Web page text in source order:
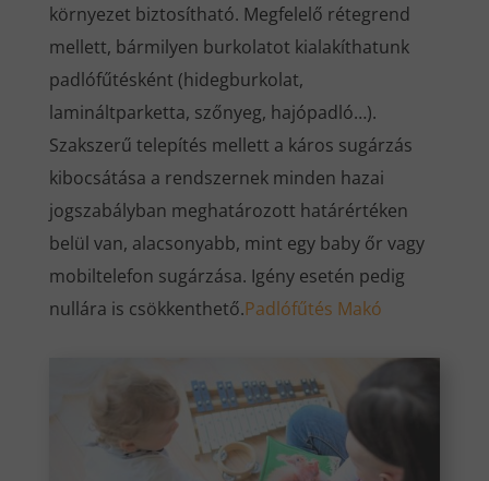
környezet biztosítható. Megfelelő rétegrend
mellett, bármilyen burkolatot kialakíthatunk
padlófűtésként (hidegburkolat,
lamináltparketta, szőnyeg, hajópadló…).
Szakszerű telepítés mellett a káros sugárzás
kibocsátása a rendszernek minden hazai
jogszabályban meghatározott határértéken
belül van, alacsonyabb, mint egy baby őr vagy
mobiltelefon sugárzása. Igény esetén pedig
nullára is csökkenthető.Padlófűtés Makó